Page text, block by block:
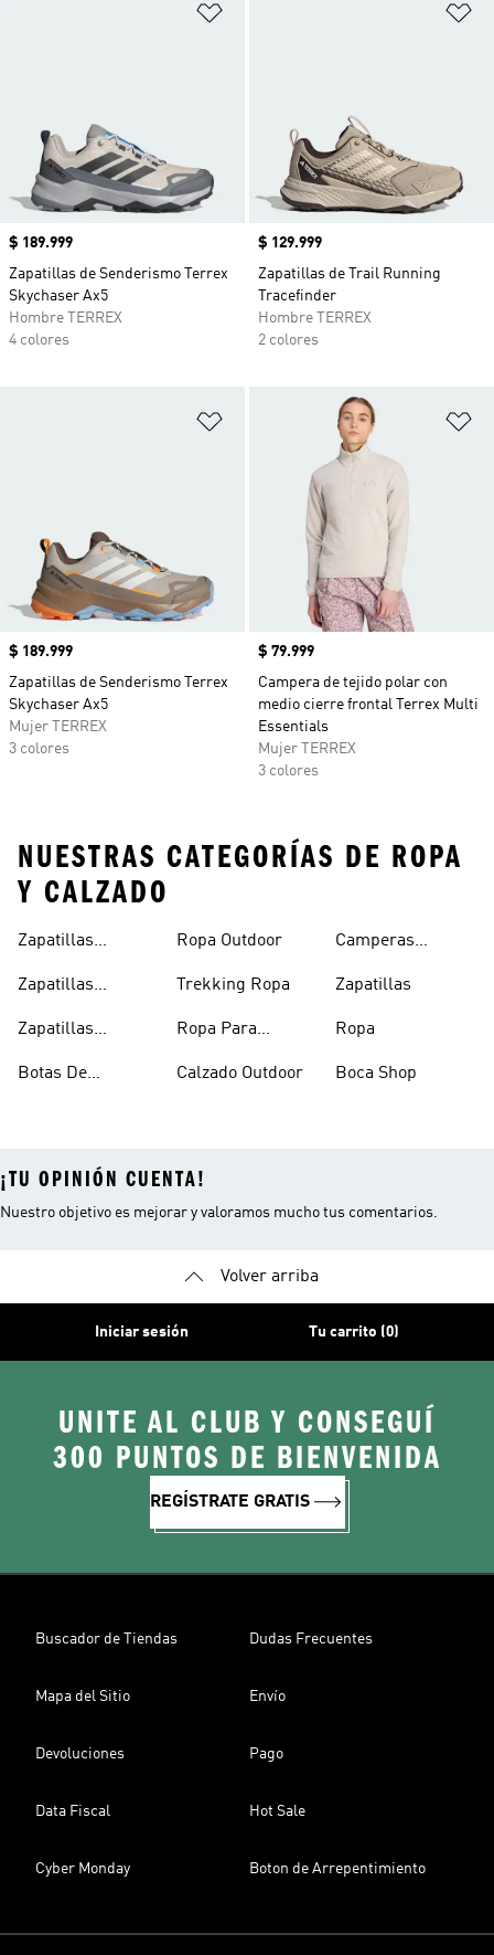
Precio
$ 189.999
Zapatillas de Senderismo Terrex
Skychaser Ax5
Hombre TERREX
4 colores
Precio
$ 129.999
Zapatillas de Trail Running
Tracefinder
Hombre TERREX
2 colores
Añadir a la lista de deseos
Precio
$ 189.999
Zapatillas de Senderismo Terrex
Skychaser Ax5
Mujer TERREX
3 colores
Precio
$ 79.999
Campera de tejido polar con
medio cierre frontal Terrex Multi
Essentials
Mujer TERREX
3 colores
NUESTRAS CATEGORÍAS DE ROPA
Y CALZADO
Zapatillas
Zapatillas
Zapatillas
Botas De
Ropa Outdoor
Trekking Ropa
Ropa Para
Calzado Outdoor
Camperas
Zapatillas
Ropa
Boca Shop
¡TU OPINIÓN CUENTA!
Nuestro objetivo es mejorar y valoramos mucho tus comentarios.
Volver arriba
Iniciar sesión Tu carrito (0)
UNITE AL CLUB Y CONSEGUÍ
300 PUNTOS DE BIENVENIDA
REGÍSTRATE GRATIS
Buscador de Tiendas Dudas Frecuentes
Mapa del Sitio Envío
Devoluciones Pago
Data Fiscal Hot Sale
Cyber Monday Boton de Arrepentimiento